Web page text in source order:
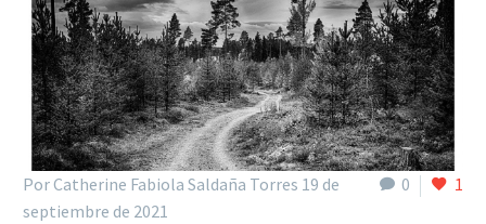
0 1
Por Catherine Fabiola Saldaña Torres 19 de
septiembre de 2021